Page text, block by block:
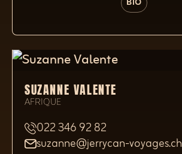
SUZANNE VALENTE
AFRIQUE
022 346 92 82
suzanne@jerrycan-voyages.ch